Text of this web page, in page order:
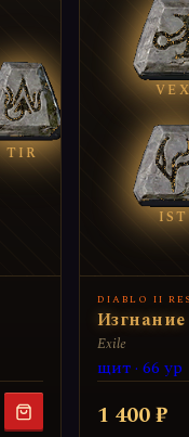
TIR
IST
DIABLO II
Изгнание
Exile
щит · 66 ур
1 400 ₽